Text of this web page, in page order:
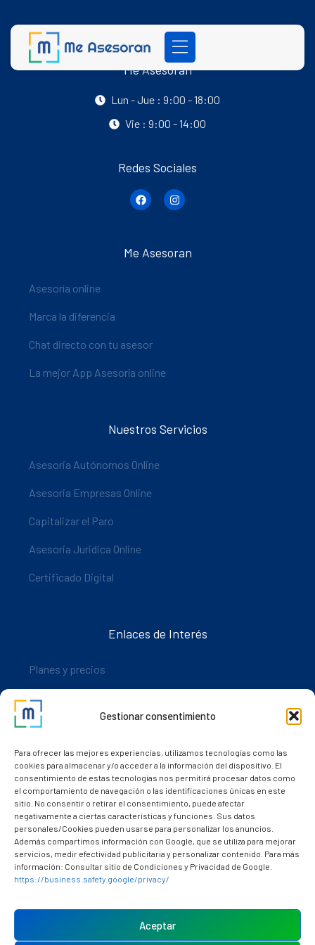
Gestionar consentimiento
Para ofrecer las mejores experiencias, utilizamos tecnologías como las
cookies para almacenar y/o acceder a la información del dispositivo. El
consentimiento de estas tecnologías nos permitirá procesar datos como
el comportamiento de navegación o las identificaciones únicas en este
sitio. No consentir o retirar el consentimiento, puede afectar
negativamente a ciertas características y funciones. Sus datos
personales/Cookies pueden usarse para personalizar los anuncios.
Además compartimos información con Google, que se utiliza para mejorar
servicios, medir efectividad publicitaria y personalizar contenido. Para más
información: Consultar sitio de Condiciones y Privacidad de Google.
https://business.safety.google/privacy/
Aceptar
Me Asesoran
Lun - Jue : 9:00 - 18:00
Vie : 9:00 - 14:00
Redes Sociales
Me Asesoran
Asesoría online
Marca la diferencia
Chat directo con tu asesor
La mejor App Asesoría online
Nuestros Servicios
Asesoria Autónomos Online
Asesoria Empresas Online
Capitalizar el Paro
Asesoria Juridica Online
Certificado Digital
Enlaces de Interés
Planes y precios
Descarga nuestra app
Nuestros clientes
Dudas y consultas
Política de cookies (UE)